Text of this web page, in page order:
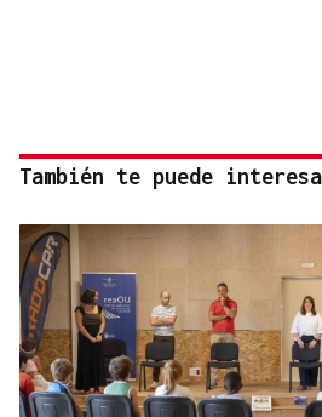
También te puede